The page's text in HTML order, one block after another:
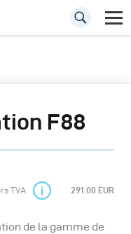
F88
TVA 291.00 EUR
de la gamme de